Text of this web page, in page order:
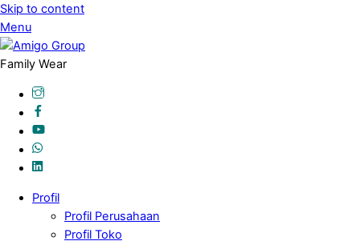
Skip to content
Menu
Family Wear
Profil
Profil Perusahaan
Profil Toko